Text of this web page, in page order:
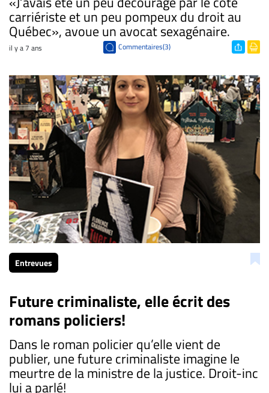
carriériste et un peu pompeux du droit au
Québec», avoue un avocat sexagénaire.
il y a 7 ans Commentaires(3)
Entrevues
Future criminaliste, elle écrit des
romans policiers!
Dans le roman policier qu’elle vient de
publier, une future criminaliste imagine le
meurtre de la ministre de la justice. Droit-inc
lui a parlé!